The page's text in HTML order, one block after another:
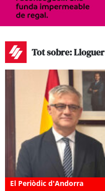
Tot sobre: Lloguer
El Periòdic d'Andorra